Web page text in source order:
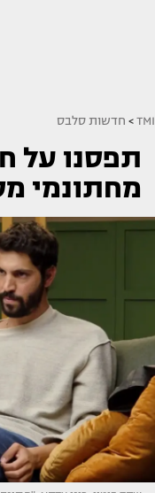
TMI
> חדשות סלבס
תפסנו על
מחתונמי